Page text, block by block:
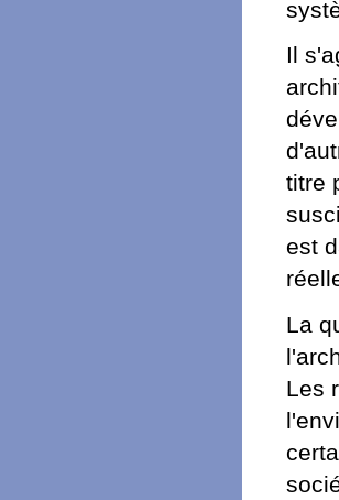
Il
titre
est
La
Les